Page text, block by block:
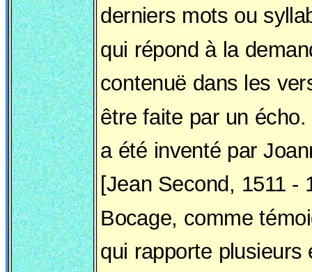
derniers mots ou
qui répond à la
contenuë dans les
être faite par un
a été inventé par
[Jean Second, 1511 -
Bocage, comme
qui rapporte plusieurs